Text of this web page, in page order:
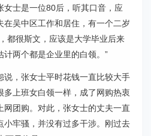
女士是一位80后，听其口音，应
在吴中区工作和居住，有一个二岁
都很斯文，应该是大学毕业后来
两个都是企业里的白领。”
说，张女士平时花钱一直比较大手
多上班女白领一样，成了网购热衷
网团购。对此，张女士的丈夫一直
小牢骚，并没有过多干涉。刚过去